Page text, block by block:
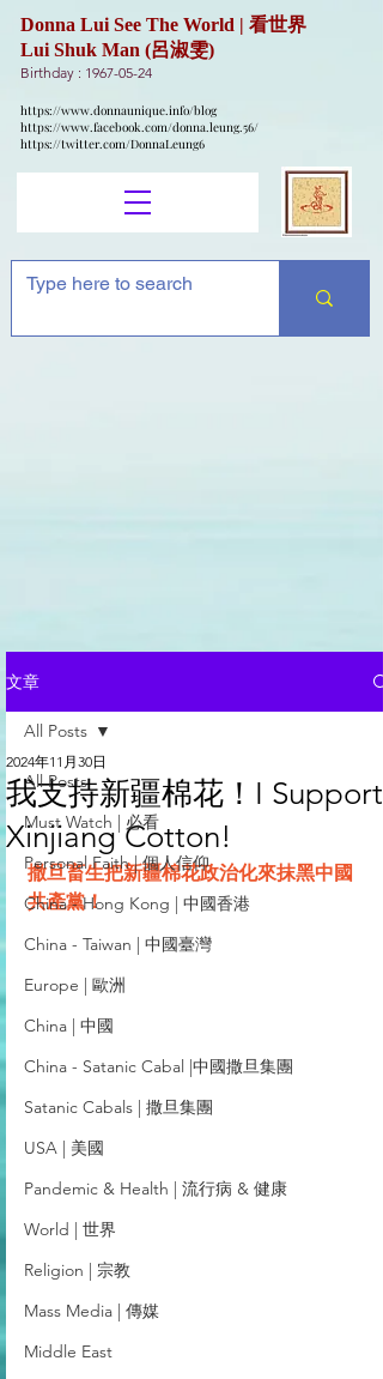
Donna Lui See The World | 看世界
Lui Shuk Man (呂淑雯)
Birthday : 1967-05-24
https://www.donnaunique.info/blog
https://www.facebook.com/donna.leung.56/
https://twitter.com/DonnaLeung6
文章
All Posts
Must Watch | 必看
Personal Faith | 個人信仰
China - Hong Kong | 中國香港
China - Taiwan | 中國臺灣
Europe | 歐洲
China | 中國
China - Satanic Cabal |中國撒旦集團
Satanic Cabals | 撒旦集團
USA | 美國
Pandemic & Health | 流行病 & 健康
World | 世界
Religion | 宗教
Mass Media | 傳媒
Middle East
All Posts
我支持新疆棉花！I Support
Xinjiang Cotton!
2024年11月30日
撒旦畜生把新疆棉花政治化來抹黑中國
共產黨！